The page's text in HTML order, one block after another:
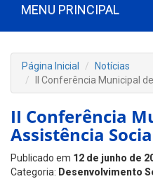
MENU PRINCIPAL
Página Inicial
Notícias
II Conferência Municipal
II Conferência
Assistência
Publicado em 12 de junho de
Categoria: Desenvolvimento